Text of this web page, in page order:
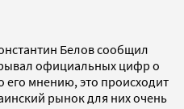
Белов сообщил
официальных цифр о
его мнению, это происходит
рынок для них очень